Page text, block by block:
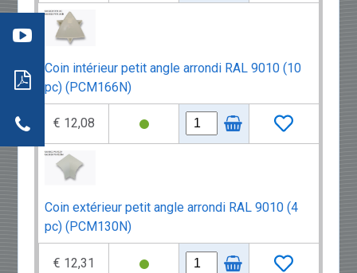
Coin intérieur petit angle arrondi RAL 9010 (10
pc) (PCM166N)
€ 12,08
Coin extérieur petit angle arrondi RAL 9010 (4
pc) (PCM130N)
€ 12,31
les